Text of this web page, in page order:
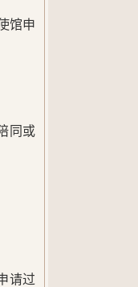
馆申
同或
请过